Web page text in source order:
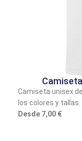
Camiseta unisex
los colores y tallas.
Desde 7,00 €